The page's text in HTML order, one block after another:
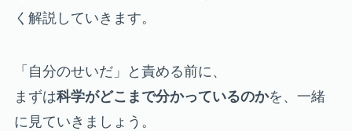
く解説していきます。
「自分のせいだ」と責める前に、
まずは科学がどこまで分かっているのかを、一緒
に見ていきましょう。